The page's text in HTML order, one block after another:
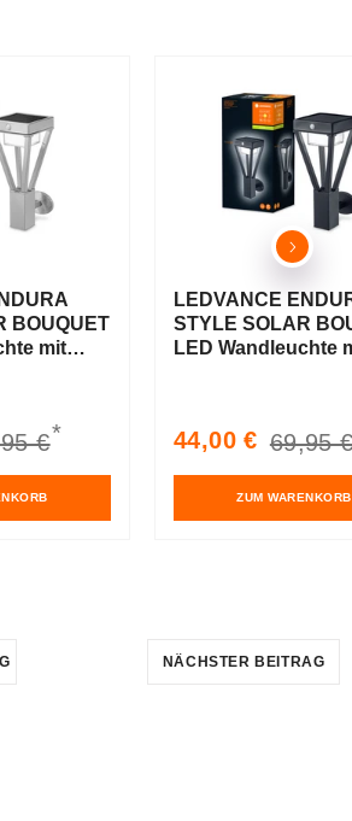
BOUQUET
mit
€*
LEDVANCE
STYLE SOLAR
LED Wandleuchte
Verkaufspreis
44,00 €
Preis
69,95
ZUM WARENKORB
NÄCHSTER BEITRAG